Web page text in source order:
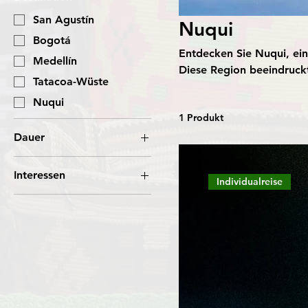
San Agustín
Bogotá
Medellín
Tatacoa-Wüste
Nuqui
Dauer
Interessen
Nuqui
Entdecken Sie Nuqui,
Diese Region
majestätische Tiere
Atmosphäre dieses
1 Produkt
Individualreise